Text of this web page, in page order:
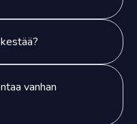
vanhan